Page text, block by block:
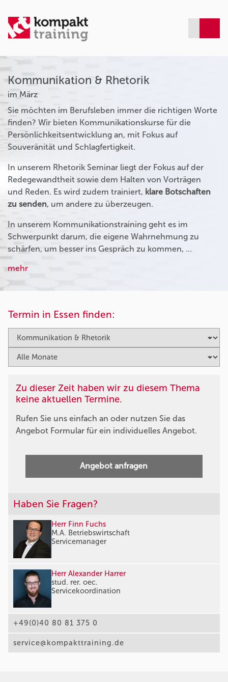
Kommunikation & Rhetorik
im März
Sie möchten im Berufsleben immer die richtigen Worte
finden? Wir bieten Kommunikationskurse für die
Persönlichkeitsentwicklung an, mit Fokus auf
Souveränität und Schlagfertigkeit.
In unserem Rhetorik Seminar liegt der Fokus auf der
Redegewandtheit sowie dem Halten von Vorträgen
und Reden. Es wird zudem trainiert, klare Botschaften
zu senden, um andere zu überzeugen.
In unserem Kommunikationstraining geht es im
Schwerpunkt darum, die eigene Wahrnehmung zu
schärfen, um besser ins Gespräch zu kommen, …
mehr
Termin in Essen finden:
Zu dieser Zeit haben wir zu diesem Thema
keine aktuellen Termine.
Rufen Sie uns einfach an oder nutzen Sie das
Angebot Formular für ein individuelles Angebot.
Angebot anfragen
Haben Sie Fragen?
Herr Finn Fuchs
M.A. Betriebswirtschaft
Servicemanager
Herr Alexander Harrer
stud. rer. oec.
Servicekoordination
+49(0)40 80 81 375 0
service@kompakttraining.de